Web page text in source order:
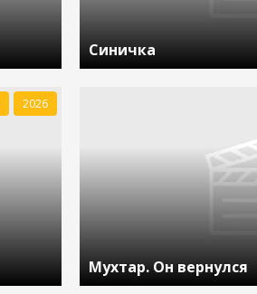
Синичка
2026
Мухтар. Он вернулся